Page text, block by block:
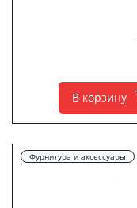
В корзину
Фурнитура и аксессуары